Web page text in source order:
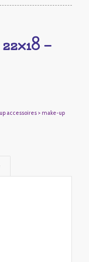
–
accessoires > make-up